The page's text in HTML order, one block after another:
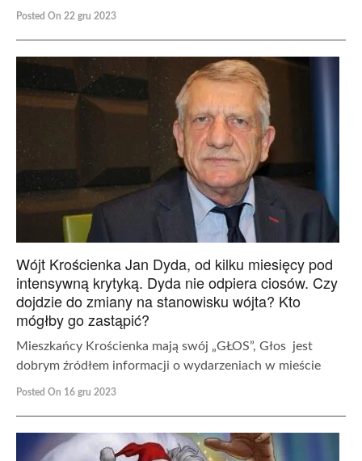
Posted On 22 gru 2023
Wójt Krościenka Jan Dyda, od kilku miesięcy pod
intensywną krytyką. Dyda nie odpiera ciosów. Czy
dojdzie do zmiany na stanowisku wójta? Kto
mógłby go zastąpić?
Mieszkańcy Krościenka mają swój „GŁOS”, Głos jest
dobrym źródłem informacji o wydarzeniach w mieście
Posted On 16 gru 2023